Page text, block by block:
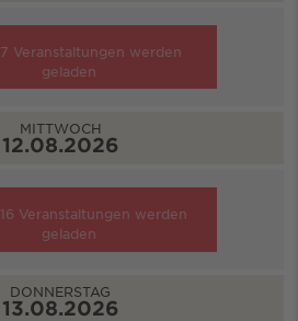
7 Veranstaltungen werden
geladen
MITTWOCH
12.08.2026
16 Veranstaltungen werden
geladen
DONNERSTAG
13.08.2026